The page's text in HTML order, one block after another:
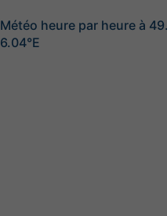
Météo heure par heure à
6.04°E